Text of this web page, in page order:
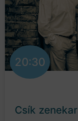
20:30
Csík zenekar